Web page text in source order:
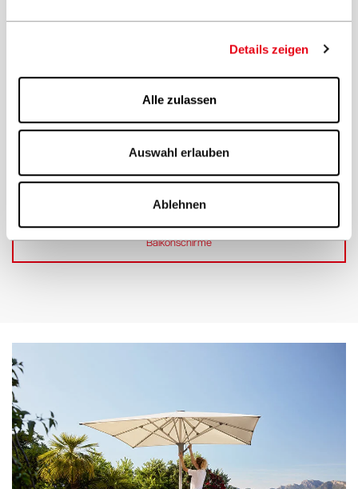
Details zeigen
Alle zulassen
Auswahl erlauben
Ablehnen
Balkonschirme
Sonnenschirme für den Balkon